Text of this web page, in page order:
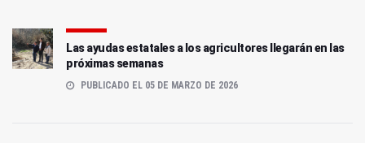
Las ayudas estatales a los agricultores llegarán en las
próximas semanas
PUBLICADO EL 05 DE MARZO DE 2026